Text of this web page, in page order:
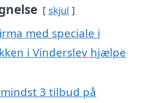
skjul
med speciale i
i Vinderslev hjælpe
3 tilbud på